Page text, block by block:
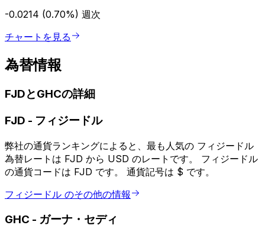
-0.0214 (0.70%) 週次
チャートを見る
為替情報
FJDとGHCの詳細
FJD - フィジードル
弊社の通貨ランキングによると、最も人気の フィジードル
為替レートは FJD から USD のレートです。 フィジードル
の通貨コードは FJD です。 通貨記号は $ です。
フィジードル のその他の情報
GHC - ガーナ・セディ